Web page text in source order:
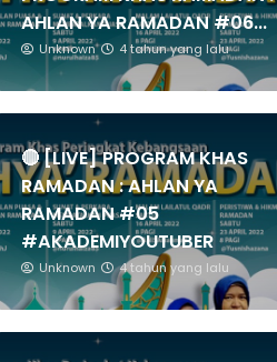
AHLAN YA RAMADAN #06...
Unknown 4 tahun yang lalu
🔴 [LIVE] PROGRAM KHAS
RAMADAN : AHLAN YA
RAMADAN #05
#AKADEMIYOUTUBER
Unknown 4 tahun yang lalu